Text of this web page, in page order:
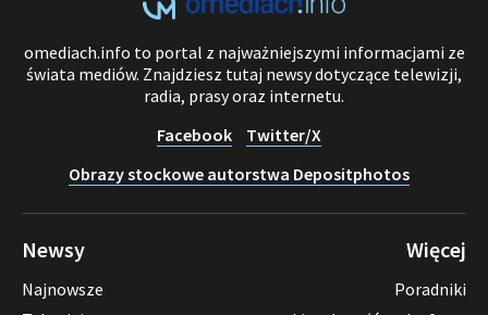
omediach.info to portal z najważniejszymi informacjami ze
świata mediów. Znajdziesz tutaj newsy dotyczące telewizji,
radia, prasy oraz internetu.
Facebook
Twitter/X
Obrazy stockowe autorstwa Depositphotos
Newsy
Najnowsze
Więcej
Poradniki